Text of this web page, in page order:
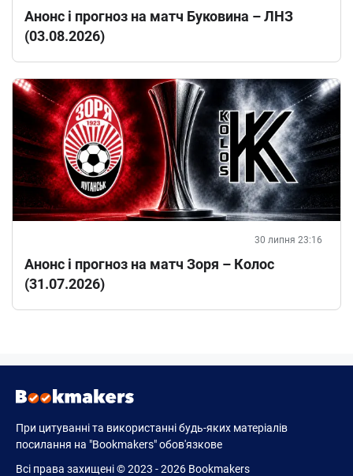
Анонс і прогноз на матч Буковина – ЛНЗ
(03.08.2026)
30 липня 23:16
Анонс і прогноз на матч Зоря – Колос
(31.07.2026)
При цитуванні та використанні будь-яких матеріалів
посилання на "Bookmakers" обов'язкове
Всі права захищені © 2023 - 2026 Bookmakers